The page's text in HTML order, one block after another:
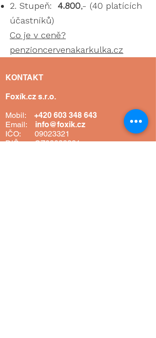
2. Stupeň: 4.800,- (40 platících
účastníků)
Co je v ceně?
penzioncervenakarkulka.cz
KONTAKT
Foxík.cz s.r.o.
Mobil: +420 603 348 643
Email: info@foxik.cz
IČO: 09023321
DIČ: CZ09023321